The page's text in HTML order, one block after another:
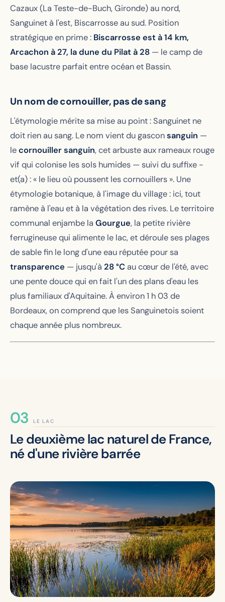
Cazaux (La Teste-de-Buch, Gironde) au nord,
Sanguinet à l'est, Biscarrosse au sud. Position
stratégique en prime : Biscarrosse est à 14 km,
Arcachon à 27, la dune du Pilat à 28 — le camp de
base lacustre parfait entre océan et Bassin.
Un nom de cornouiller, pas de sang
L'étymologie mérite sa mise au point : Sanguinet ne
doit rien au sang. Le nom vient du gasconsanguin —
lecornouiller sanguin, cet arbuste aux rameaux rouge
vif qui colonise les sols humides — suivi du suffixe -
et(a): « le lieu où poussent les cornouillers ». Une
étymologie botanique, à l'image du village : ici, tout
ramène à l'eau et à la végétation des rives. Le territoire
communal enjambe la Gourgue, la petite rivière
ferrugineuse qui alimente le lac, et déroule ses plages
de sable fin le long d'une eau réputée pour sa
transparence — jusqu'à 28 °C au cœur de l'été, avec
une pente douce qui en fait l'un des plans d'eau les
plus familiaux d'Aquitaine. À environ 1 h 03 de
Bordeaux, on comprend que les Sanguinetois soient
chaque année plus nombreux.
LE LAC
Le deuxième lac naturel de France,
né d'une rivière barrée